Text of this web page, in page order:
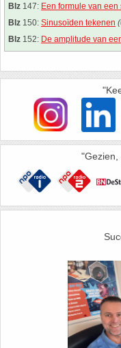
Blz 147: Een formule van
Blz 150: Sinusoïden tekenen
Blz 152: De amplitude van
"Gezien,
34. Stelling van
35. Symmetrie
36. Tangens van een
37. Telraam Abacus
38. Vergelijkingen
39. Wet van Benford